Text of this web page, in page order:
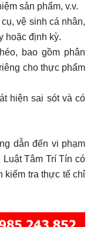
sản phẩm, v.v.
vệ sinh cá nhân,
hoặc định kỳ.
bao gồm phân
cho thực phẩm
hiện sai sót và có
dẫn đến vi phạm
Tâm Trí Tín có
kiểm tra thực tế chỉ